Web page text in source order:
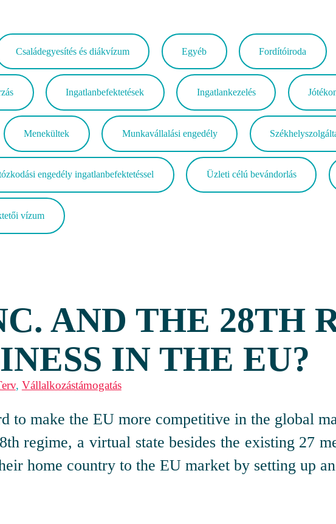
Családegyesítés és diákvízum Egyéb Fordítóiroda
Ingatlanbefektetések Ingatlankezelés
Menekültek Munkavállalási engedély
engedély ingatlanbefektetéssel Üzleti célú bevándorlás
vízum
AND THE 28TH
IN THE EU?
, Vállalkozástámogatás
to make the EU more competitive in the global
regime, a virtual state besides the existing 27
home country to the EU market by setting up